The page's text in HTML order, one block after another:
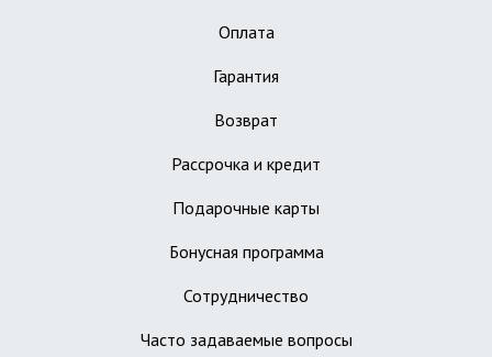
Оплата
Гарантия
Возврат
Рассрочка и кредит
Подарочные карты
Бонусная программа
Сотрудничество
Часто задаваемые вопросы